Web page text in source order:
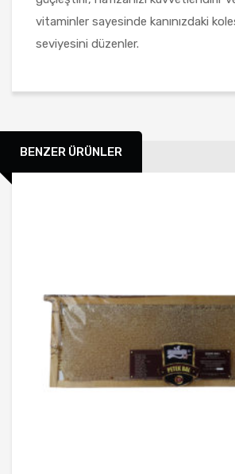
vitaminler sayesinde kanınızdaki
seviyesini düzenler.
BENZER ÜRÜNLER